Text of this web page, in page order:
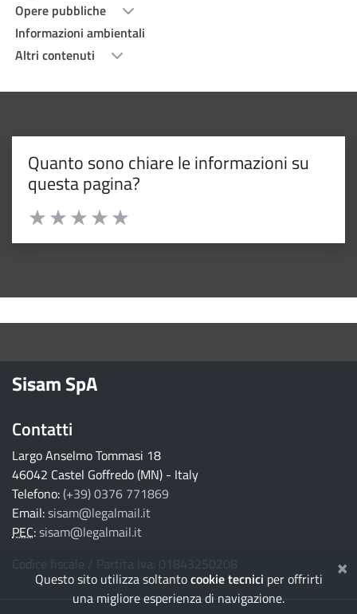
Questo sito utilizza soltantocookie tecnici per offrirti
una migliore esperienza di navigazione.
×
Opere pubbliche
Informazioni ambientali
Altri contenuti
Quanto sono chiare le informazioni su
questa pagina?
Valuta da 1 a 5 stelle la pagina
Sisam SpA
Contatti
Largo Anselmo Tommasi 18
46042 Castel Goffredo (MN) - Italy
Telefono:(+39) 0376 771869
Email:sisam@legalmail.it
PEC:sisam@legalmail.it